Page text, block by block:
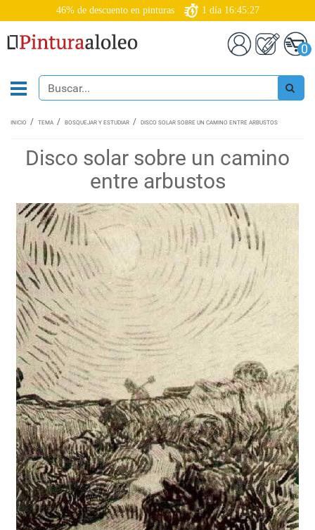
46% de descuento en pinturas 1 día 16:45:27
0
INICIO TEMA BOSQUEJAR Y ESTUDIAR DISCO SOLAR SOBRE UN CAMINO ENTRE ARBUSTOS
Disco solar sobre un camino
entre arbustos